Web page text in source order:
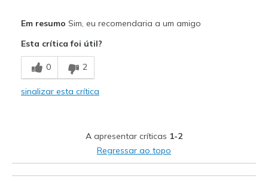
Contras
a little too short from the waistline
Feels true to width
Sizing
Feels half size too small
Em resumo Sim, eu recomendaria a um amigo
Esta crítica foi útil?
0 2
sinalizar esta crítica
A apresentar críticas 1-2
Regressar ao topo